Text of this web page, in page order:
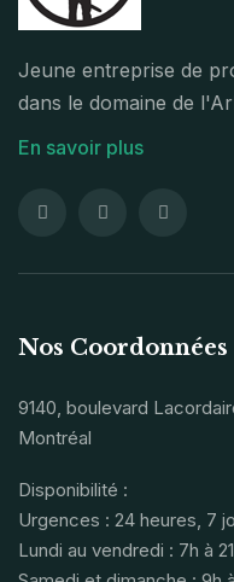
Jeune entreprise de
dans le domaine de
En savoir plus
Nos Coordonnées
9140, boulevard
Montréal
Disponibilité :
Urgences : 24 heures, 7
Lundi au vendredi : 7h à